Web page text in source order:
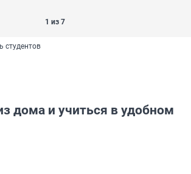
1 из 7
студентов
дома и учиться в удобном